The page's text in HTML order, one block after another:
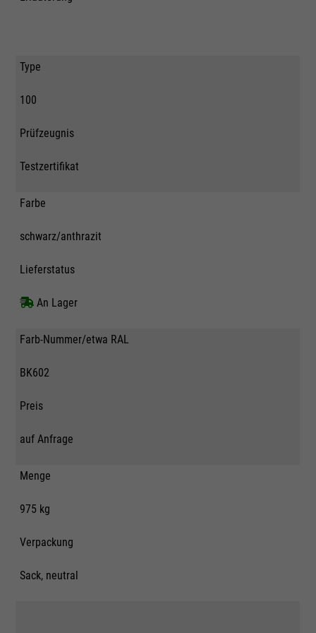
Type
100
Prüfzeugnis
Testzertifikat
Farbe
schwarz/anthrazit
Lieferstatus
An Lager
Farb-Nummer/etwa RAL
BK602
Preis
auf Anfrage
Menge
975 kg
Verpackung
Sack, neutral